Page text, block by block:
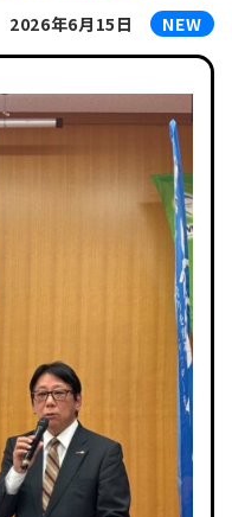
2026年6月15日 NEW